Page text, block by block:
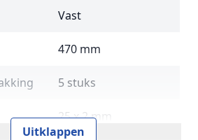
Vast
470 mm
5 stuks
25 x 2 mm
Uitklappen